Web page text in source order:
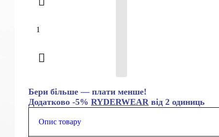
Бери більше — плати менше!
Додатково -5%RYDERWEAR від 2 одиниць
Опис товару